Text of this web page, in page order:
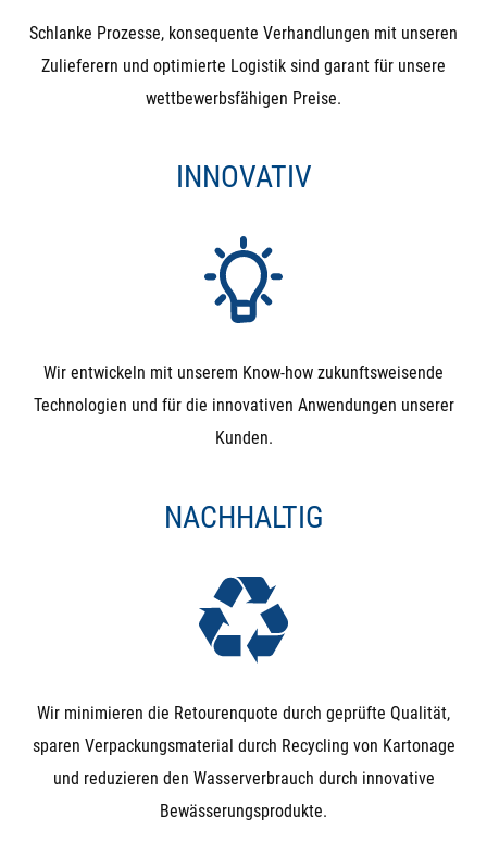
Schlanke Prozesse, konsequente Verhandlungen mit unseren
Zulieferern und optimierte Logistik sind garant für unsere
wettbewerbsfähigen Preise.
INNOVATIV
Wir entwickeln mit unserem Know-how zukunftsweisende
Technologien und für die innovativen Anwendungen unserer
Kunden.
NACHHALTIG
Wir minimieren die Retourenquote durch geprüfte Qualität,
sparen Verpackungsmaterial durch Recycling von Kartonage
und reduzieren den Wasserverbrauch durch innovative
Bewässerungsprodukte.